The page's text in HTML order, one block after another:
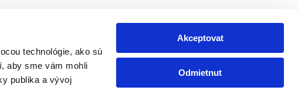
technológie, ako sú
aby sme vám mohli
publika a vývoj
Akceptovat
Odmietnut